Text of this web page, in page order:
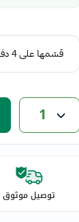
1
توصيل موثوق